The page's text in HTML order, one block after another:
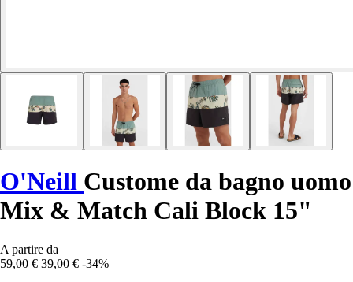
O'Neill Custome da bagno uomo
Mix & Match Cali Block 15"
A partire da
59,00 € 39,00 € -34%